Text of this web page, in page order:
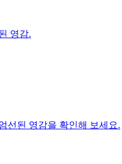
영감.
선된 영감을 확인해 보세요.